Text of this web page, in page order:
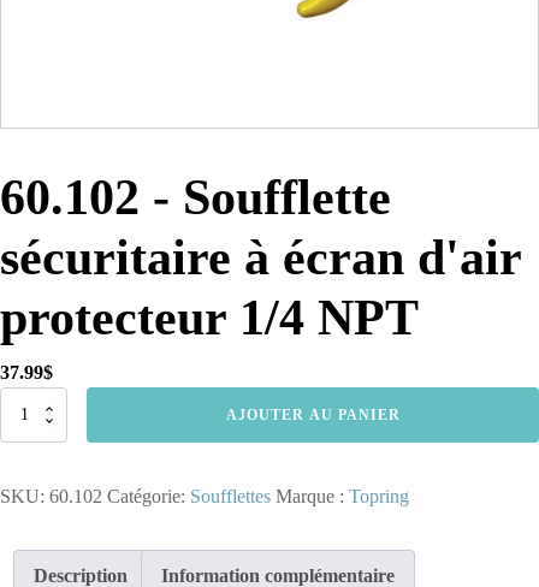
60.102 - Soufflette
sécuritaire à écran d'air
protecteur 1/4 NPT
37.99$
quantité
Soufflette
AJOUTER AU PANIER
SKU: 60.102 Catégorie: Soufflettes Marque : Topring
Description Information complémentaire